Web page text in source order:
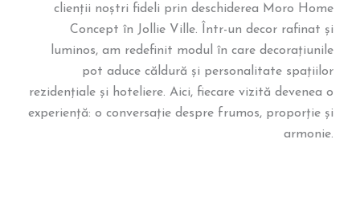
clienții noștri fideli prin deschiderea Moro Home
Concept în Jollie Ville. Într-un decor rafinat și
luminos, am redefinit modul în care decorațiunile
pot aduce căldură și personalitate spațiilor
rezidențiale și hoteliere. Aici, fiecare vizită devenea o
experiență: o conversație despre frumos, proporție și
armonie.